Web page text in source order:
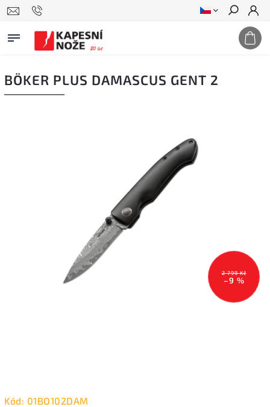
Hledat
BÖKER PLUS DAMASCUS GENT 2
2 799 Kč
–9 %
Kód: 01BO102DAM